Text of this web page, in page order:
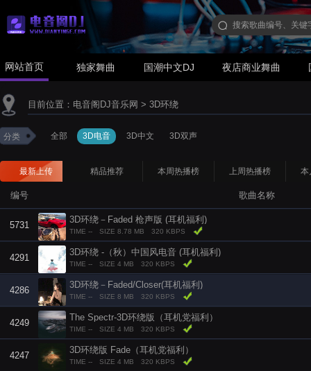
网站首页 独家舞曲 国潮中文DJ 夜店商业舞曲
目前位置： 电音阁DJ音乐网 > 3D环绕
分类 全部 3D电音 3D中文 3D双声
最新上传 精品推荐 本周热播榜 上周热播榜 本
编号 歌曲名称
5731
3D环绕－Faded 枪声版 (耳机福利)
TIME -- SIZE 8.78 MB 320 KBPS
4291
3D环绕 -（秋）中国风电音 (耳机福利)
TIME -- SIZE 4 MB 320 KBPS
4286
3D环绕－Faded/Closer(耳机福利)
TIME -- SIZE 8 MB 320 KBPS
4249
The Spectr-3D环绕版（耳机党福利）
TIME -- SIZE 4 MB 320 KBPS
4247
3D环绕版 Fade（耳机党福利）
TIME -- SIZE 4 MB 320 KBPS